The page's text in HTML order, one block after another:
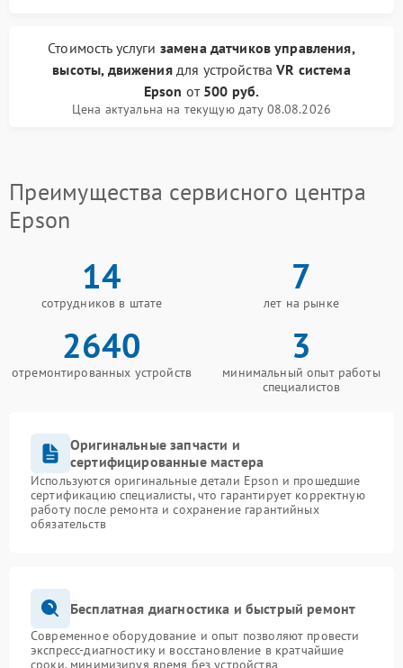
Стоимость услуги замена датчиков управления,
высоты, движениядля устройстваVR система
Epson от 500 руб.
Цена актуальна на текущую дату 08.08.2026
Преимущества сервисного центра
Epson
14
сотрудников в штате
7
лет на рынке
2640
отремонтированных устройств
3
минимальный опыт работы
специалистов
Оригинальные запчасти и
сертифицированные мастера
Используются оригинальные детали Epson и прошедшие
сертификацию специалисты, что гарантирует корректную
работу после ремонта и сохранение гарантийных
обязательств
Бесплатная диагностика и быстрый ремонт
Современное оборудование и опыт позволяют провести
экспресс-диагностику и восстановление в кратчайшие
сроки, минимизируя время без устройства